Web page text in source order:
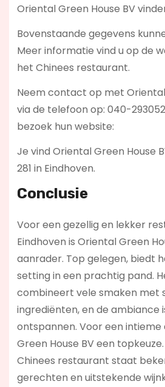
Oriental Green House BV
Bovenstaande gegevens
Meer informatie vind u op de
het Chinees restaurant.
Neem contact op met Oriental
via de telefoon op: 040-
bezoek hun website:
Je vind Oriental Green House
281 in Eindhoven.
Conclusie
Voor een gezellig en lekker
Eindhoven is Oriental Green
aanrader. Top gelegen, biedt
setting in een prachtig pand.
combineert vele smaken met
ingrediënten, en de ambiance
ontspannen. Voor een
Green House BV een
Chinees restaurant staat
gerechten en uitstekende